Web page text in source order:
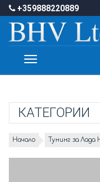
+359888220889
Toggle
КАТЕГОРИИ
Начало Тунинг за Лада